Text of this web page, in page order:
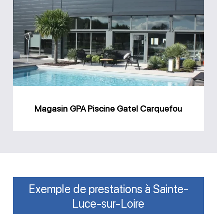
Piscine
Gatel
Carquefou
Magasin GPA Piscine Gatel Carquefou
Exemple de prestations à Sainte-
Luce-sur-Loire